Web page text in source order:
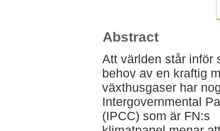
Abstract
Att världen står inför
behov av en kraftig
växthusgaser har
Intergovernmental
(IPCC) som är FN:s